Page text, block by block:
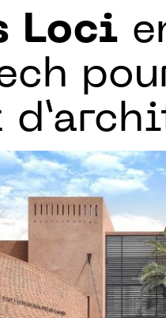
Loci